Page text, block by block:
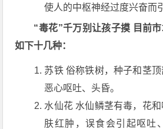
使人的中枢神经过度兴奋而
“毒花”千万别让孩子摸 目前
如下十几种：
苏铁 俗称铁树，种子和茎
恶心呕吐、头昏。
水仙花 水仙鳞茎有毒，花
肤红肿，误食会引起呕吐